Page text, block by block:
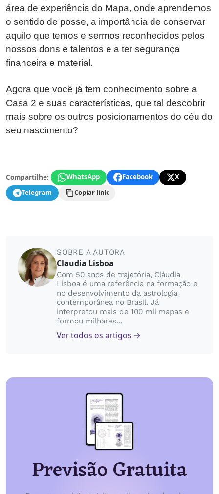
área de experiência do Mapa, onde aprendemos
o sentido de posse, a importância de conservar
aquilo que temos e sermos reconhecidos pelos
nossos dons e talentos e a ter segurança
financeira e material.
Agora que você já tem conhecimento sobre a
Casa 2 e suas características, que tal descobrir
mais sobre os outros posicionamentos do céu do
seu nascimento?
Compartilhe: WhatsApp Facebook
X
Telegram
Copiar link
SOBRE A AUTORA
Claudia Lisboa
Com 50 anos de trajetória, Cláudia
Lisboa é uma referência na formação e
no desenvolvimento da astrologia
contemporânea no Brasil. Já
interpretou mais de 100 mil mapas e
formou milhares...
Ver todos os artigos →
Previsão Gratuita